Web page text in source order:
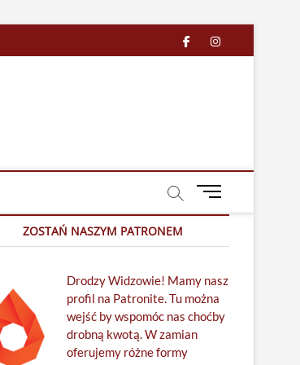
facebook
in
M
u
u
t
t
ZOSTAŃ NASZYM PATRONEM
Drodzy Widzowie! Mamy nasz
profil na Patronite. Tu można
wejść by wspomóc nas choćby
drobną kwotą. W zamian
oferujemy różne formy